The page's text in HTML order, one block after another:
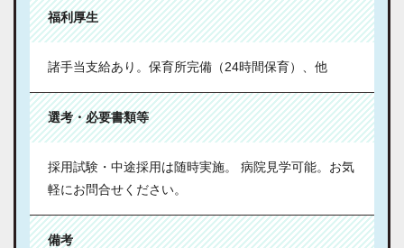
福利厚生
諸手当支給あり。保育所完備（24時間保育）、他
選考・必要書類等
採用試験・中途採用は随時実施。 病院見学可能。お気
軽にお問合せください。
備考